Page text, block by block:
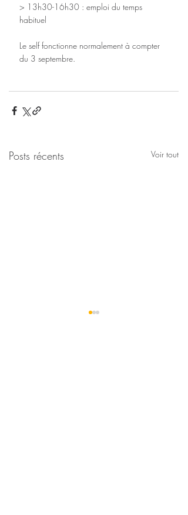
> 13h30-16h30 : emploi du temps
habituel
Le self fonctionne normalement à compter
du 3 septembre.
Posts récents Voir tout